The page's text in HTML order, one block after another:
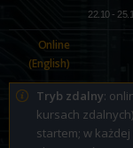
22.10 -
Online
(English)
Tryb zdalny:
kursach zdalnych
startem; w